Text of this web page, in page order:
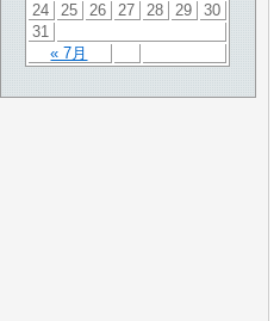
« 7月
24
25 26 27 28 29
30
31